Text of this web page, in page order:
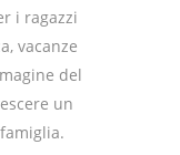
i ragazzi
vacanze
del
un